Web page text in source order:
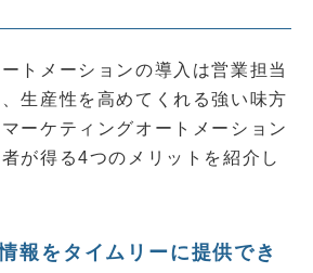
トメーションの導入は営業担当
生産性を高めてくれる強い味方
ーケティングオートメーション
が得る4つのメリットを紹介し
報をタイムリーに提供でき